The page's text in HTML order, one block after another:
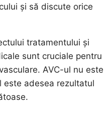
și să discute orice
tratamentului și
sunt cruciale pentru
AVC-ul nu este
este adesea rezultatul